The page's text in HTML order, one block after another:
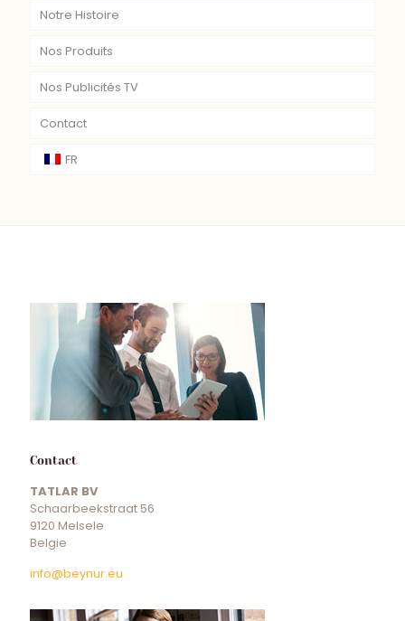
Notre Histoire
Nos Produits
Nos Publicités TV
Contact
FR
Contact
TATLAR BV
Schaarbeekstraat 56
9120 Melsele
Belgie
info@beynur.eu